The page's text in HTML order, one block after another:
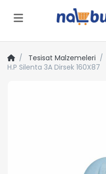
Menü
Tesisat Malzemeleri
H.P Silenta 3A Dirsek 160X87